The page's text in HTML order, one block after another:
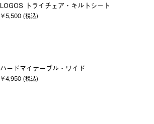
LOGOS トライチェア・キルトシート
￥5,500 (税込)
ハードマイテーブル・ワイド
￥4,950 (税込)